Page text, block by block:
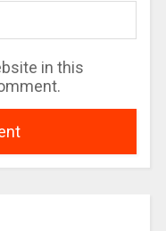
in this